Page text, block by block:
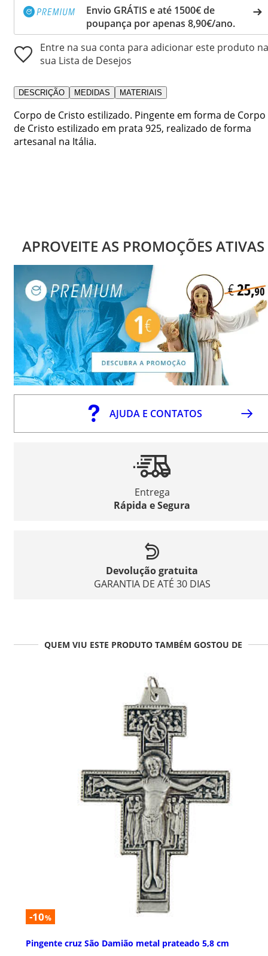
Envio GRÁTIS e até 1500€ de
poupança por apenas 8,90€/ano.
Entre na sua conta para adicionar este produto na
sua Lista de Desejos
DESCRIÇÃO MEDIDAS MATERIAIS
Corpo de Cristo estilizado. Pingente em forma de Corpo
de Cristo estilizado em prata 925, realizado de forma
artesanal na Itália.
APROVEITE AS PROMOÇÕES ATIVAS
AJUDA E CONTATOS
Entrega
Rápida e Segura
Devolução gratuita
GARANTIA DE ATÉ 30 DIAS
QUEM VIU ESTE PRODUTO TAMBÉM GOSTOU DE
-10%
Pingente cruz São Damião metal prateado 5,8 cm